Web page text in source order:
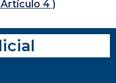
Artículo 4 )